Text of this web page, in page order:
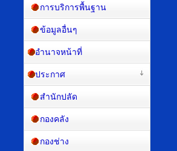
การบริการพื้นฐาน
ข้อมูลอื่นๆ
อำนาจหน้าที่
ประกาศ
สำนักปลัด
กองคลัง
กองช่าง